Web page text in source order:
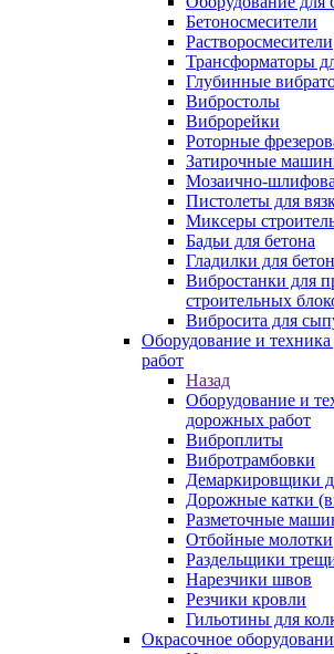
Бетоносмесители
Растворосмесители
Трансформаторы
Глубинные
Вибростолы
Виброрейки
Роторные
Затирочные
Мозаично-
Пистолеты для
Миксеры
Бадьи для бетона
Гладилки для
Вибростанки для
строительных
Вибросита для
Оборудование и
работ
Назад
Оборудование и
дорожных работ
Виброплиты
Вибротрамбовки
Демаркировщики
Дорожные катки
Разметочные
Отбойные молотки
Раздельщики
Нарезчики швов
Резчики кровли
Гильотины для
Окрасочное